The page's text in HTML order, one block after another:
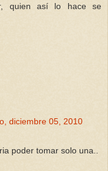
quien así lo hace se
diciembre 05, 2010
poder tomar solo una..